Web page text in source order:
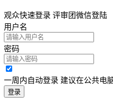
观众快速登录 评审团微信登陆
用户名
密码
一周内自动登录 建议在公共电
登录